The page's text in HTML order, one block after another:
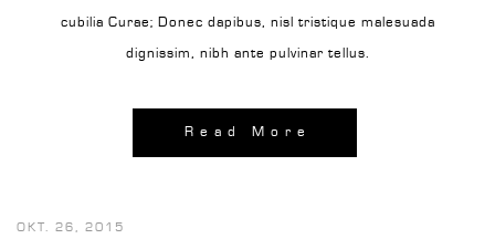
cubilia Curae; Donec dapibus, nisl tristique malesuada
dignissim, nibh ante pulvinar tellus.
Read More
OKT. 26, 2015